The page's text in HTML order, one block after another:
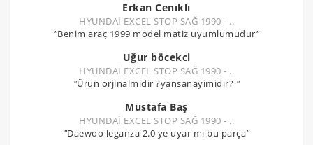
Erkan Cenıklı
HYUNDAİ EXCEL STOP SAĞ 1990 - ..
"Benim araç 1999 model matiz uyumlumudur"
Uğur böcekci
HYUNDAİ EXCEL STOP SAĞ 1990 - ..
"Ürün orjinalmidir ?yansanayimidir? "
Mustafa Baş
HYUNDAİ EXCEL STOP SAĞ 1990 - ..
"Daewoo leganza 2.0 ye uyar mı bu parça"